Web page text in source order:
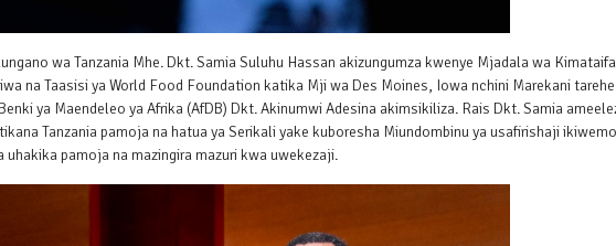
wa Tanzania Mhe. Dkt. Samia Suluhu Hassan akizungumza kwenye Mjadala wa
na Taasisi ya World Food Foundation katika Mji wa Des Moines, Iowa nchini Marekani
ya Maendeleo ya Afrika (AfDB) Dkt. Akinumwi Adesina akimsikiliza. Rais Dkt. Samia
Tanzania pamoja na hatua ya Serikali yake kuboresha Miundombinu ya usafirishaji
uhakika pamoja na mazingira mazuri kwa uwekezaji.